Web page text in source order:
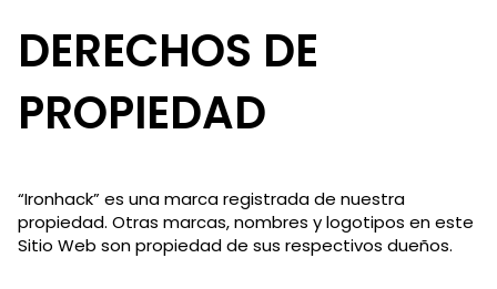
DERECHOS DE
PROPIEDAD
“Ironhack” es una marca registrada de nuestra
propiedad. Otras marcas, nombres y logotipos en este
Sitio Web son propiedad de sus respectivos dueños.